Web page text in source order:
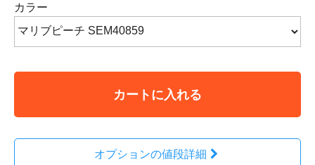
カラー
カートに入れる
オプションの値段詳細